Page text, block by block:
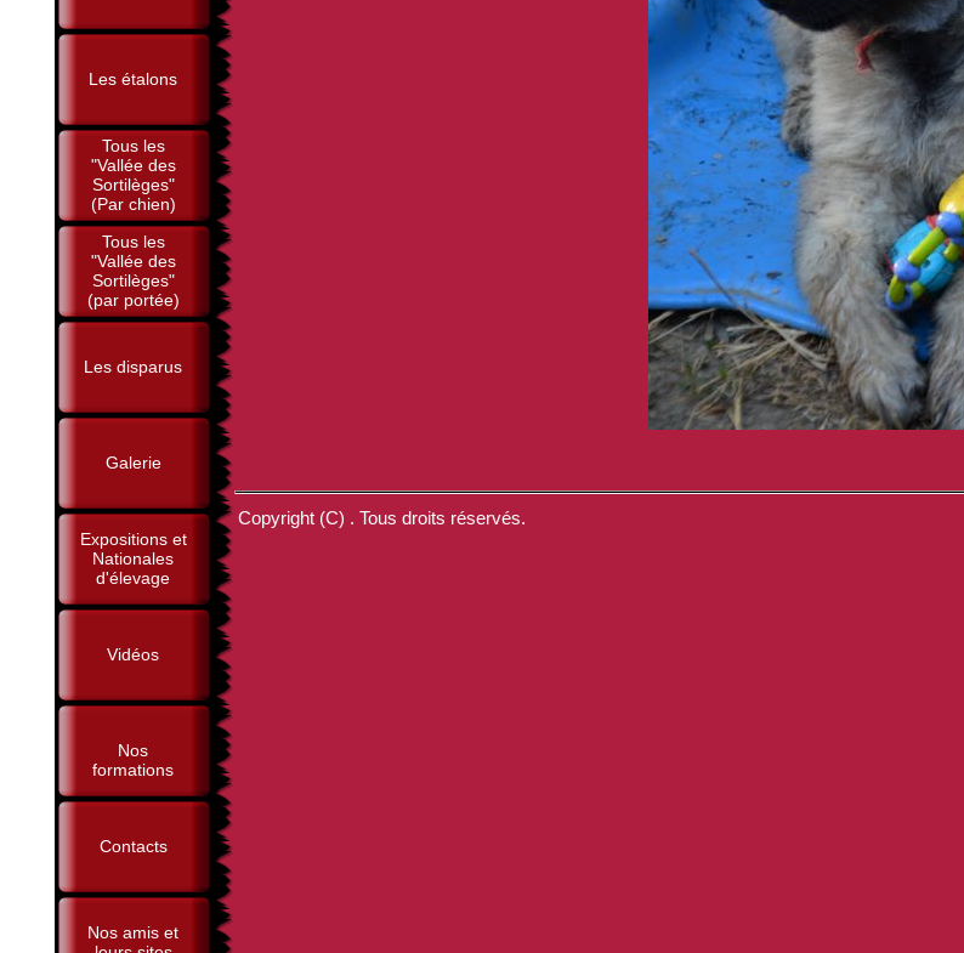
Les étalons
Tous les
"Vallée des
Sortilèges"
(Par chien)
Tous les
"Vallée des
Sortilèges"
(par portée)
Les disparus
Galerie
Expositions et
Nationales
d'élevage
Vidéos
Nos
formations
Contacts
Nos amis et
Copyright (C) . Tous droits réservés.